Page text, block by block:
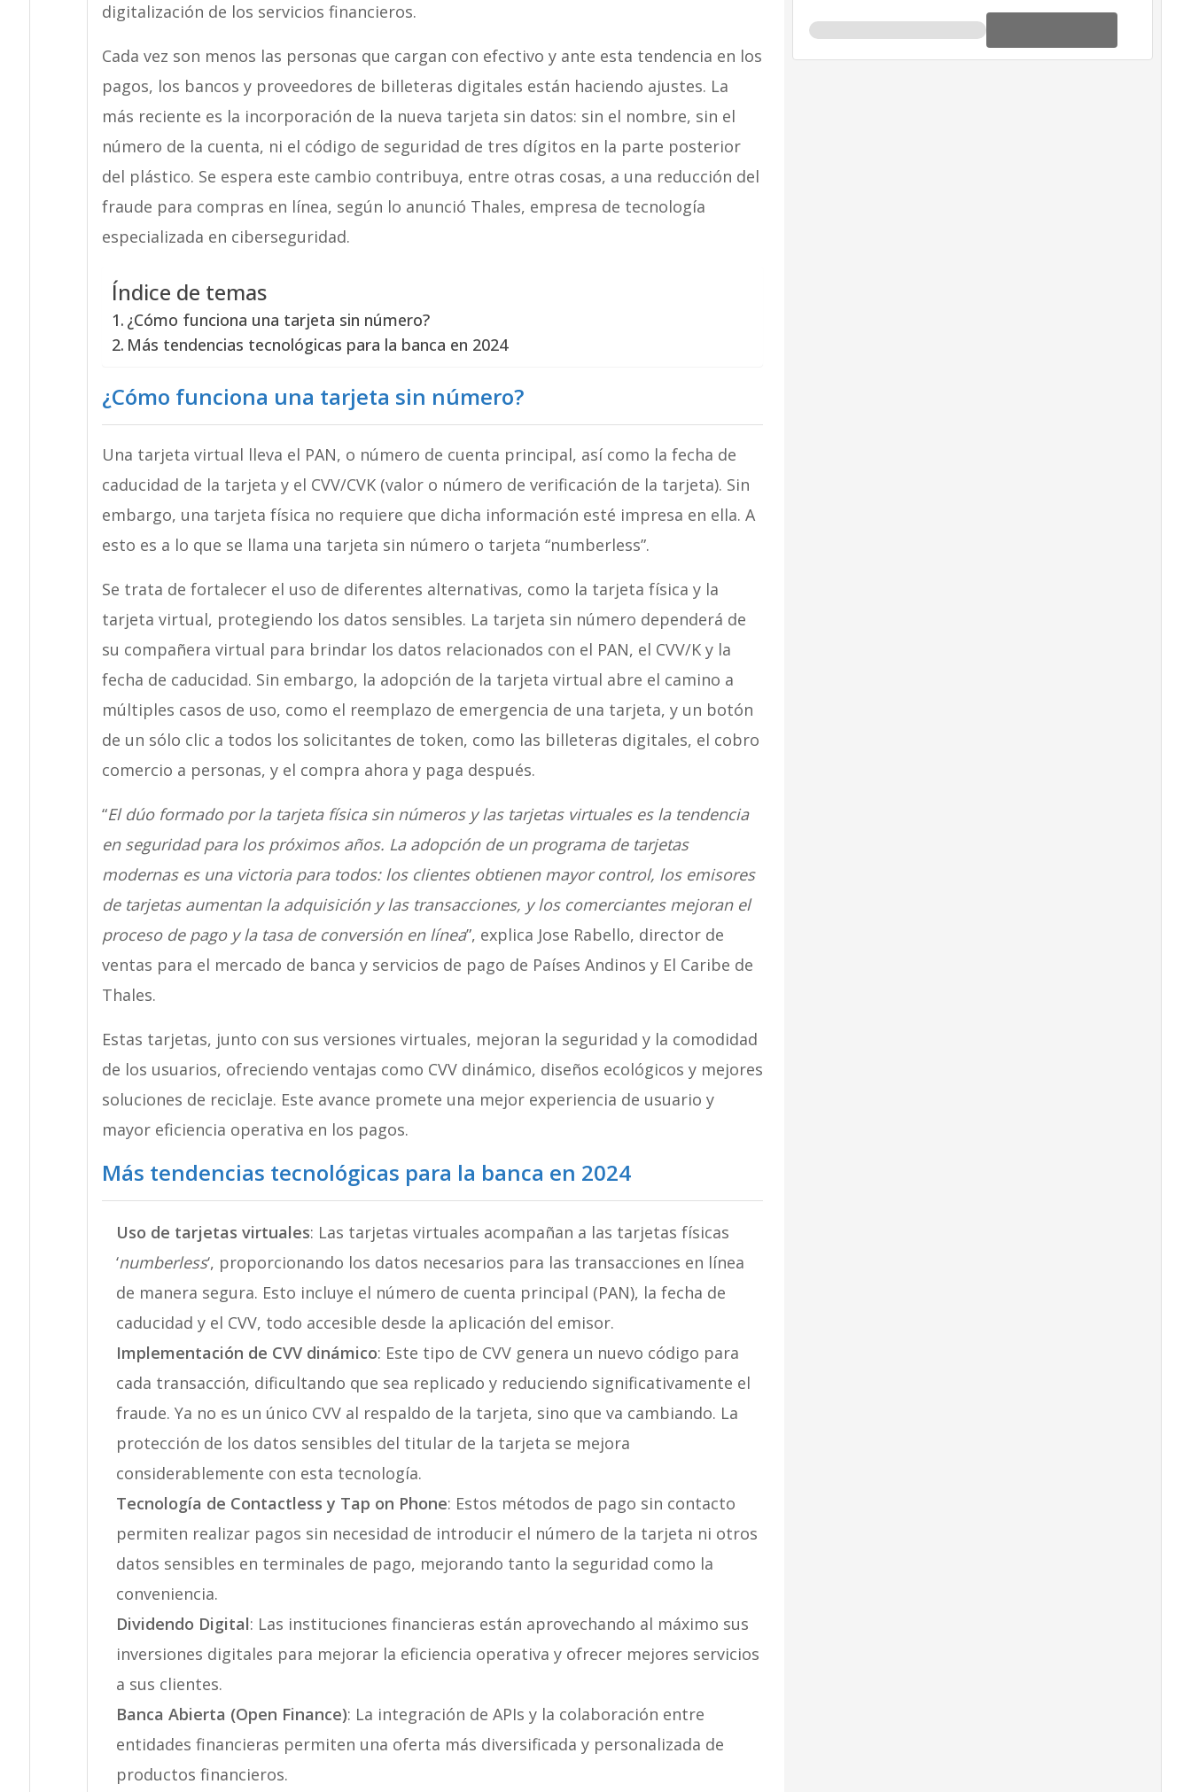
digitalización de los servicios financieros.
Cada vez son menos las personas que cargan con efectivo y ante esta tendencia en los
pagos, los bancos y proveedores de billeteras digitales están haciendo ajustes. La
más reciente es la incorporación de la nueva tarjeta sin datos: sin el nombre, sin el
número de la cuenta, ni el código de seguridad de tres dígitos en la parte posterior
del plástico. Se espera este cambio contribuya, entre otras cosas, a una reducción del
fraude para compras en línea, según lo anunció Thales, empresa de tecnología
especializada en ciberseguridad.
Índice de temas
¿Cómo funciona una tarjeta sin número?
Más tendencias tecnológicas para la banca en 2024
¿Cómo funciona una tarjeta sin número?
Una tarjeta virtual lleva el PAN, o número de cuenta principal, así como la fecha de
caducidad de la tarjeta y el CVV/CVK (valor o número de verificación de la tarjeta). Sin
embargo, una tarjeta física no requiere que dicha información esté impresa en ella. A
esto es a lo que se llama una tarjeta sin número o tarjeta “numberless”.
Se trata de fortalecer el uso de diferentes alternativas, como la tarjeta física y la
tarjeta virtual, protegiendo los datos sensibles. La tarjeta sin número dependerá de
su compañera virtual para brindar los datos relacionados con el PAN, el CVV/K y la
fecha de caducidad. Sin embargo, la adopción de la tarjeta virtual abre el camino a
múltiples casos de uso, como el reemplazo de emergencia de una tarjeta, y un botón
de un sólo clic a todos los solicitantes de token, como las billeteras digitales, el cobro
comercio a personas, y el compra ahora y paga después.
“El dúo formado por la tarjeta física sin números y las tarjetas virtuales es la tendencia
en seguridad para los próximos años. La adopción de un programa de tarjetas
modernas es una victoria para todos: los clientes obtienen mayor control, los emisores
de tarjetas aumentan la adquisición y las transacciones, y los comerciantes mejoran el
proceso de pago y la tasa de conversión en línea”, explica Jose Rabello, director de
ventas para el mercado de banca y servicios de pago de Países Andinos y El Caribe de
Thales.
Estas tarjetas, junto con sus versiones virtuales, mejoran la seguridad y la comodidad
de los usuarios, ofreciendo ventajas como CVV dinámico, diseños ecológicos y mejores
soluciones de reciclaje. Este avance promete una mejor experiencia de usuario y
mayor eficiencia operativa en los pagos.
Más tendencias tecnológicas para la banca en 2024
Uso de tarjetas virtuales: Las tarjetas virtuales acompañan a las tarjetas físicas
‘numberless‘, proporcionando los datos necesarios para las transacciones en línea
de manera segura. Esto incluye el número de cuenta principal (PAN), la fecha de
caducidad y el CVV, todo accesible desde la aplicación del emisor.
Implementación de CVV dinámico: Este tipo de CVV genera un nuevo código para
cada transacción, dificultando que sea replicado y reduciendo significativamente el
fraude. Ya no es un único CVV al respaldo de la tarjeta, sino que va cambiando. La
protección de los datos sensibles del titular de la tarjeta se mejora
considerablemente con esta tecnología.
Tecnología de Contactless y Tap on Phone: Estos métodos de pago sin contacto
permiten realizar pagos sin necesidad de introducir el número de la tarjeta ni otros
datos sensibles en terminales de pago, mejorando tanto la seguridad como la
conveniencia.
Dividendo Digital: Las instituciones financieras están aprovechando al máximo sus
inversiones digitales para mejorar la eficiencia operativa y ofrecer mejores servicios
a sus clientes.
Banca Abierta (Open Finance): La integración de APIs y la colaboración entre
entidades financieras permiten una oferta más diversificada y personalizada de
productos financieros.